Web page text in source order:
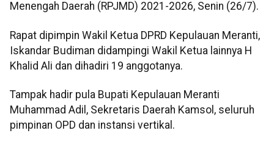
Menengah Daerah (RPJMD) 2021-2026, Senin (26/7).
Rapat dipimpin Wakil Ketua DPRD Kepulauan Meranti,
Iskandar Budiman didampingi Wakil Ketua lainnya H
Khalid Ali dan dihadiri 19 anggotanya.
Tampak hadir pula Bupati Kepulauan Meranti
Muhammad Adil, Sekretaris Daerah Kamsol, seluruh
pimpinan OPD dan instansi vertikal.